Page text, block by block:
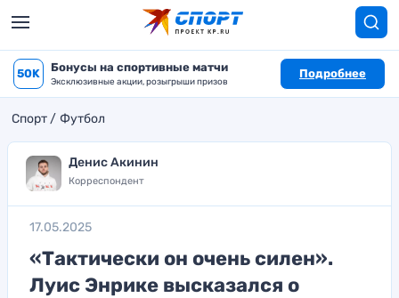
50K Бонусы на спортивные матчи
Эксклюзивные акции, розыгрыши призов
Подробнее
Спорт Футбол
Денис Акинин
Корреспондент
17.05.2025
«Тактически он очень силен».
Луис Энрике высказался о